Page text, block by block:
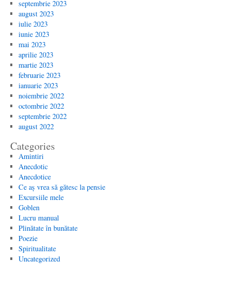
septembrie 2023
august 2023
iulie 2023
iunie 2023
mai 2023
aprilie 2023
martie 2023
februarie 2023
ianuarie 2023
noiembrie 2022
octombrie 2022
septembrie 2022
august 2022
Categories
Amintiri
Anecdotic
Anecdotice
Ce aș vrea să gătesc la pensie
Excursiile mele
Goblen
Lucru manual
Plinătate în bunătate
Poezie
Spiritualitate
Uncategorized